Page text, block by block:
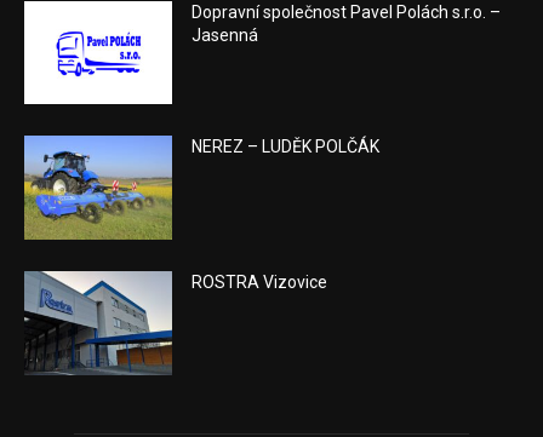
Dopravní společnost Pavel Polách s.r.o. –
Jasenná
NEREZ – LUDĚK POLČÁK
ROSTRA Vizovice